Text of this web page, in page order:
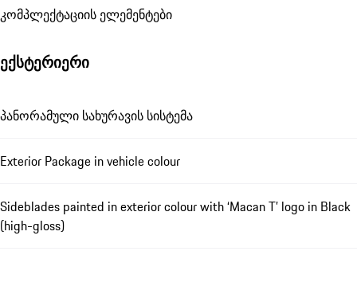
კომპლექტაციის ელემენტები
ექსტერიერი
პანორამული სახურავის სისტემა
Exterior Package in vehicle colour
Sideblades painted in exterior colour with ‘Macan T’ logo in Black
(high-gloss)